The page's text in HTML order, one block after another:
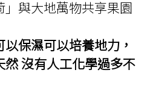
與大地萬物共享果園
保濕可以培養地力，
沒有人工化學過多不